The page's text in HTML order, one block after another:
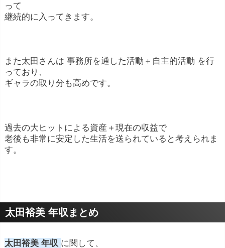
って
継続的に入ってきます。
また太田さんは 事務所を通した活動＋自主的活動 を行
っており、
ギャラの取り分も高めです。
過去の大ヒットによる資産＋現在の収益で
老後も非常に安定した生活を送られていると考えられま
す。
太田裕美 年収まとめ
太田裕美 年収 に関して、